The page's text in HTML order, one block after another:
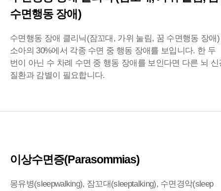
수면행동 장애)
수면행동 장애 클리닉(잠꼬대, 가위 눌림, 꿈 수면행동 장애)
소아의 30%에서 각종 수면 중 행동 장애를 보입니다. 한 두
번이 아닌 수 차례 수면 중 행동 장애를 보인다면 다른 뇌 신
질환과 감별이 필요합니다.
이상수면증(Parasommias)
몽유병(sleepwalking), 잠꼬대(sleeptalking), 수면경악(sleep